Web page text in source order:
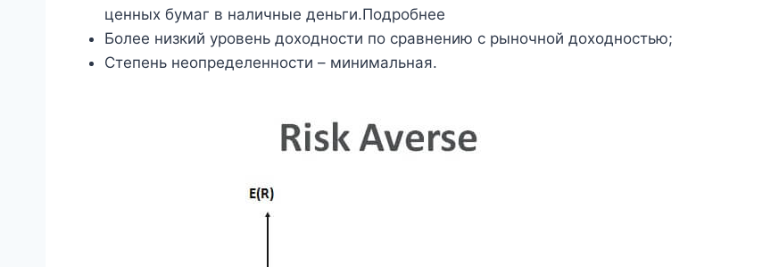
ценных бумаг в наличные деньги.Подробнее
Более низкий уровень доходности по сравнению с рыночной доходностью;
Степень неопределенности – минимальная.